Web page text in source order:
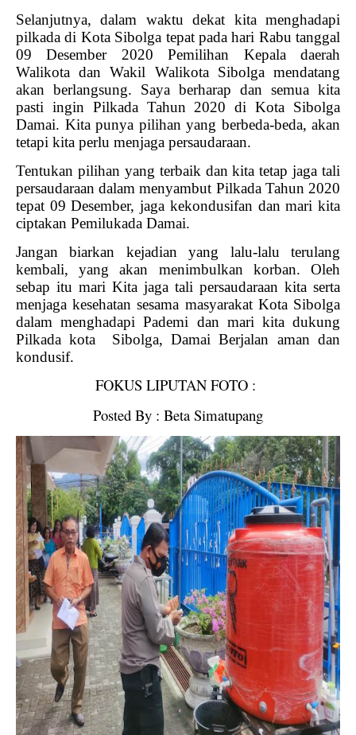
Selanjutnya, dalam waktu dekat kita menghadapi
pilkada di Kota Sibolga tepat pada hari Rabu tanggal
09 Desember 2020 Pemilihan Kepala daerah
Walikota dan Wakil Walikota Sibolga mendatang
akan berlangsung. Saya berharap dan semua kita
pasti ingin Pilkada Tahun 2020 di Kota Sibolga
Damai. Kita punya pilihan yang berbeda-beda, akan
tetapi kita perlu menjaga persaudaraan.
Tentukan pilihan yang terbaik dan kita tetap jaga tali
persaudaraan dalam menyambut Pilkada Tahun 2020
tepat 09 Desember, jaga kekondusifan dan mari kita
ciptakan Pemilukada Damai.
Jangan biarkan kejadian yang lalu-lalu terulang
kembali, yang akan menimbulkan korban. Oleh
sebap itu mari Kita jaga tali persaudaraan kita serta
menjaga kesehatan sesama masyarakat Kota Sibolga
dalam menghadapi Pademi dan mari kita dukung
Pilkada kota Sibolga, Damai Berjalan aman dan
kondusif.
FOKUS LIPUTAN FOTO :
Posted By : Beta Simatupang